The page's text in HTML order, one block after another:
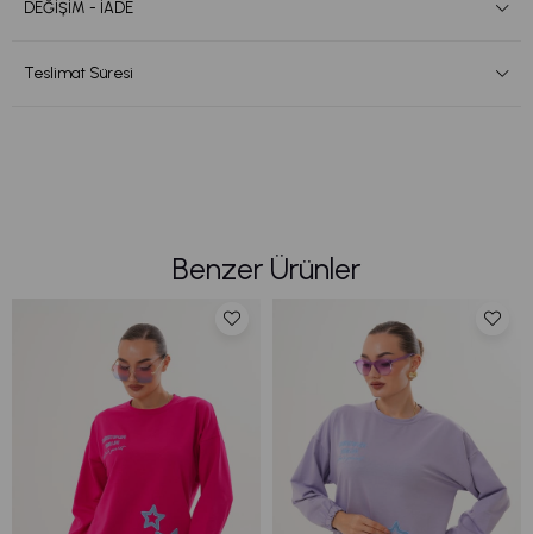
DEĞİŞİM - İADE
Teslimat Süresi
Benzer Ürünler